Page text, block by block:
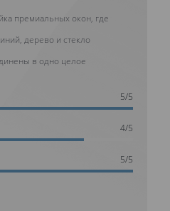
премиальных окон, где
дерево и стекло
в одно целое
5/5
4/5
5/5